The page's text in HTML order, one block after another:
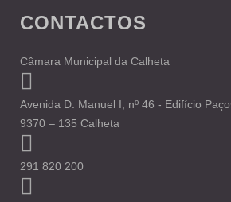
CONTACTOS
Câmara Municipal da Calheta
Avenida D. Manuel I, nº 46 - Edifício
9370 – 135 Calheta
291 820 200